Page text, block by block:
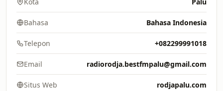
Bahasa Bahasa Indonesia
Telepon +082299991018
Email radiorodja.bestfmpalu@gmail.com
Situs Web rodjapalu.com